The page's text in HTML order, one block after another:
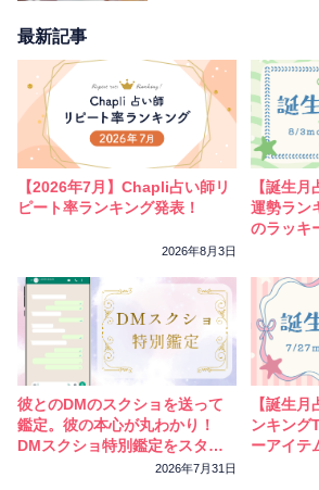
相性
最新記事
【2026年7月】Chapli占い師リ
ピート率ランキング発表！
2026年8月3日
【誕生
運勢ラン
のラッキ
彼とのDMのスクショを送って
鑑定。彼の本心が丸わかり！
DMスクショ特別鑑定をスター
2026年7月31日
【誕生
ンキング
ーアイテ